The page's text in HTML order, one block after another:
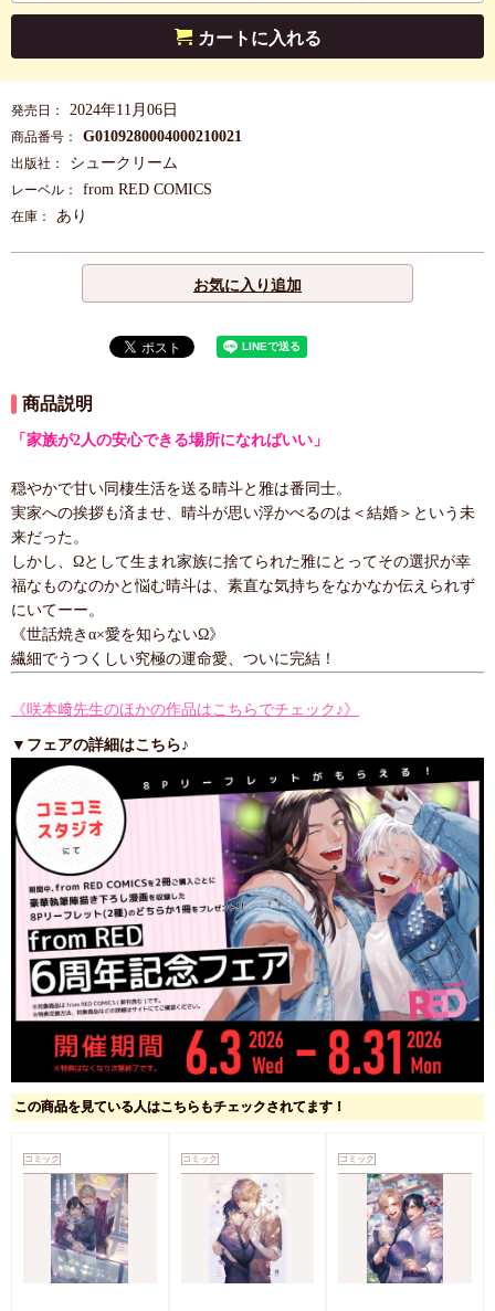
カートに入れる
発売日： 2024年11月06日
商品番号： G0109280004000210021
出版社： シュークリーム
レーベル： from RED COMICS
在庫： あり
お気に入り追加
商品説明
「家族が2人の安心できる場所になればいい」
穏やかで甘い同棲生活を送る晴斗と雅は番同士。
実家への挨拶も済ませ、晴斗が思い浮かべるのは＜結婚＞という未
来だった。
しかし、Ωとして生まれ家族に捨てられた雅にとってその選択が幸
福なものなのかと悩む晴斗は、素直な気持ちをなかなか伝えられず
にいてーー。
《世話焼きα×愛を知らないΩ》
繊細でうつくしい究極の運命愛、ついに完結！
《咲本﨑先生のほかの作品はこちらでチェック♪》
▼フェアの詳細はこちら♪
この商品を見ている人はこちらもチェックされてます！
コミック コミック コミック